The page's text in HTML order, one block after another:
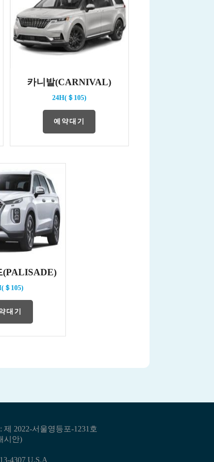
카니발(CARNIVAL)
24H(＄105)
예약대기
(PALISADE)
＄105)
대기
2022-서울영등포-1231호
시안)
4307 U.S.A